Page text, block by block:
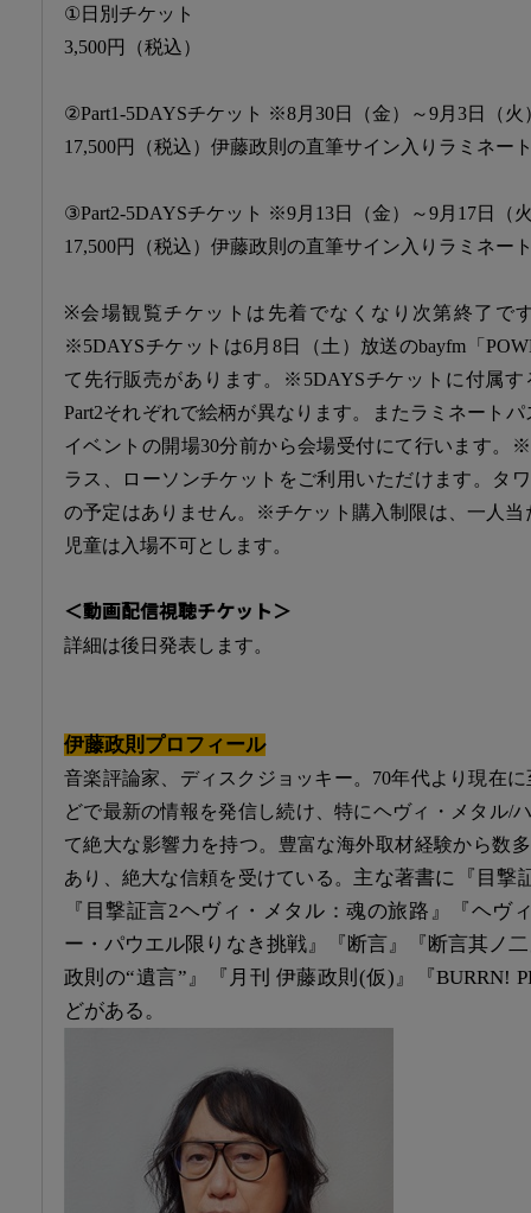
①日別チケット
3,500円（税込）
②Part1-5DAYSチケット ※8月30日（金）～9月3日（火
17,500円（税込）伊藤政則の直筆サイン入りラミネー
③Part2-5DAYSチケット ※9月13日（金）～9月17日（
17,500円（税込）伊藤政則の直筆サイン入りラミネー
※会場観覧チケットは先着でなくなり次第終了で
※5DAYSチケットは6月8日（土）放送のbayfm「
て先行販売があります。※5DAYSチケットに付属す
Part2それぞれで絵柄が異なります。またラミネート
イベントの開場30分前から会場受付にて行います。
ラス、ローソンチケットをご利用いただけます。タ
の予定はありません。※チケット購入制限は、一人
児童は入場不可とします。
＜動画配信視聴チケット＞
詳細は後日発表します。
伊藤政則プロフィール
音楽評論家、ディスクジョッキー。70年代より現在
どで最新の情報を発信し続け、特にヘヴィ・メタル/
て絶大な影響力を持つ。豊富な海外取材経験から数
あり、絶大な信頼を受けている。 主な著書に『目撃
『目撃証言2ヘヴィ・メタル：魂の旅路』『ヘヴ
ー・パウエル限りなき挑戦』『断言』『断言其ノ
政則の“遺言”』『月刊 伊藤政則(仮)』『BURRN!
どがある。